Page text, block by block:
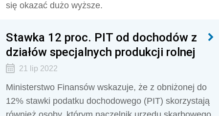
się okazać dużo wyższe.
Stawka 12 proc. PIT od dochodów z
działów specjalnych produkcji rolnej
21 lip 2022
Ministerstwo Finansów wskazuje, że z obniżonej do
12% stawki podatku dochodowego (PIT) skorzystają